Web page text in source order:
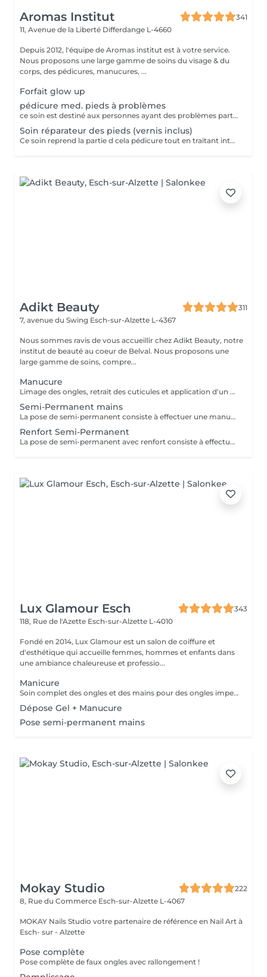
Aromas Institut
341
11, Avenue de la Liberté Differdange L-4660
Depuis 2012, l'équipe de Aromas institut est à votre service.
Nous proposons une large gamme de soins du visage & du
corps, des pédicures, manucures, ...
Forfait glow up
pédicure med. pieds à problèmes
ce soin est destiné aux personnes ayant des problèmes particuliers aux pieds. vernis non inclus
Soin réparateur des pieds (vernis inclus)
Ce soin reprend la partie d cela pédicure tout en traitant intensément les pieds déshydratés grace un masque spécifique (pose vernis inclus). Pensez a ramener des chaussures ouvertes pour la pose de vernis. Nous vous prions de bien vouloir respecter votre rendez-vous. En prenant rendez-vous, vous occupez une place, dont une autre personne aurait éventuellement besoin. Tout rendez-vous non annulé 24h en avance, est susceptible d'être facturé. (Si vous ne pouvez pas vous présenter à votre RDV, proposez-le éventuellement à un proche ou à un ami) Toute l'équipe de Aromas Institut vous remercie pour votre respect et votre compréhension.
Adikt Beauty
311
7, avenue du Swing Esch-sur-Alzette L-4367
Nous sommes ravis de vous accueillir chez Adikt Beauty, notre
institut de beauté au coeur de Belval. Nous proposons une
large gamme de soins, compre...
Manucure
Limage des ongles, retrait des cuticules et application d'un vernis protecteur si besoin.
Semi-Permanent mains
La pose de semi-permanent consiste à effectuer une manucure simple et poser un vernis semi-permanent sur les ongles naturels pour une tenue de 3 à 4 semaines. La dépose de semi-permanent consiste à retirer le semi-permanent présent sur les ongles. MERCI DE SÉLECTIONNER LES DÉCORATIONS EN SUPPLÉMENT (french, babyboomer, strass,) QUE VOUS SOUHAITEZ FAIRE À CHAQUE RENDEZ-VOUS.
Renfort Semi-Permanent
La pose de semi-permanent avec renfort consiste à effectuer une manucure simple et poser un vernis semi-permanent sur une base renforçante pour une tenue plus longue, sans casse, pour une tenue de 3 à 4 semaines. MERCI DE SÉLECTIONNER LES DÉCORATIONS EN SUPPLÉMENT (french, babyboomer, strass,) QUE VOUS SOUHAITEZ FAIRE À CHAQUE RENDEZ-VOUS.
Lux Glamour Esch
343
118, Rue de l'Azette Esch-sur-Alzette L-4010
Fondé en 2014, Lux Glamour est un salon de coiffure et
d'esthétique qui accueille femmes, hommes et enfants dans
une ambiance chaleureuse et professio...
Manicure
Soin complet des ongles et des mains pour des ongles impeccables et une peau douce. Choisissez entre finition classique, vernis ou nail art pour sublimer vos mains avec élégance.
Dépose Gel + Manucure
Pose semi-permanent mains
Mokay Studio
222
8, Rue du Commerce Esch-sur-Alzette L-4067
MOKAY Nails Studio votre partenaire de référence en Nail Art à
Esch- sur - Alzette
Pose complète
Pose complète de faux ongles avec rallongement !